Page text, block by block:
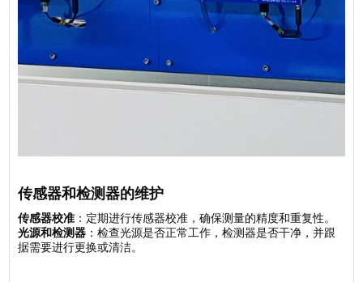
传感器和检测器的维护
传感器校准 ：定期进行传感器校准，确保测量的精度和重复性。
光源和检测器 ：检查光源是否正常工作，检测器是否干净，并跟
据需要进行更换或清洁。